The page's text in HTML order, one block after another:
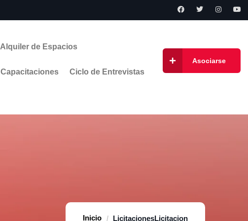
Alquiler de Espacios
Capacitaciones Ciclo de Entrevistas
Asociarse
Home LicitacionesLicitacion